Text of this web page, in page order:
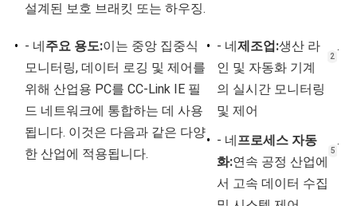
설계된 보호 브래킷 또는 하우징.
• - 네 주요 용도:이는 중앙 집중식
모니터링, 데이터 로깅 및 제어를
위해 산업용 PC를 CC-Link IE 필
드 네트워크에 통합하는 데 사용
됩니다. 이것은 다음과 같은 다양
한 산업에 적용됩니다.
• - 네 제조업:생산 라
인 및 자동화 기계
의 실시간 모니터링
및 제어
2
.
• - 네 프로세스 자동
화:연속 공정 산업에
서 고속 데이터 수집
5
.